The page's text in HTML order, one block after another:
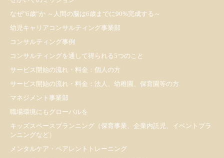
なぜ”6歳”か ～人間の脳は6歳までに90%完成する～
幼児キャリアコンサルティング事業部
コンサルティング事例
コンサルティングを通して得られる5つのこと
サービス開始の流れ・料金：個人の方
サービス開始の流れ・料金：法人、幼稚園、保育園等の方
マネジメント事業部
職場環境にもグローバルを
キッズスペースプランニング（保育事業、企業内託児、イベントプラ
ンニングなど）
メンタルケア・ペアレントトレーニング